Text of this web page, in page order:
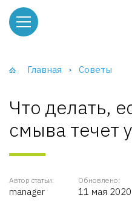
Главная Советы
Что делать,
смыва течет
Автор статьи:
manager
Обновлено:
11 мая 2020
и тумбы